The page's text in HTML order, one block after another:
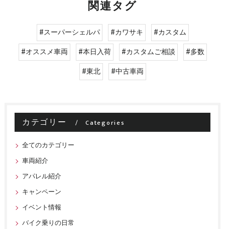
関連タグ
#スーパーシェルパ #カワサキ
#カスタム
#オススメ車両
#本日入荷 #カスタムご相談
#多数
#東北
#中古車両
カテゴリー Categories
全てのカテゴリー
車両紹介
アパレル紹介
キャンペーン
イベント情報
バイク乗りの日常